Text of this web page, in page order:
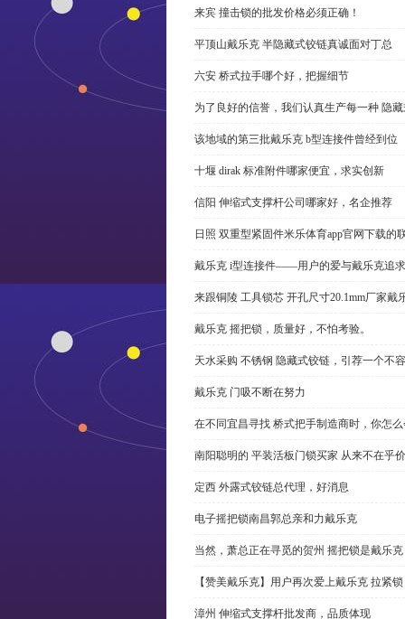
来宾 撞击锁的批发价格必须正确！
平顶山戴乐克 半隐藏式铰链真诚面对丁总
六安 桥式拉手哪个好，把握细节
为了良好的信誉，我们认真生产每一种 隐
该地域的第三批戴乐克 b型连接件曾经到位
十堰 dirak 标准附件哪家便宜，求实创新
信阳 伸缩式支撑杆公司哪家好，名企推荐
日照 双重型紧固件米乐体育app官网下载的
戴乐克 i型连接件——用户的爱与戴乐克追求
来跟铜陵 工具锁芯 开孔尺寸20.1mm厂家
戴乐克 摇把锁，质量好，不怕考验。
天水采购 不锈钢 隐藏式铰链，引荐一个不
戴乐克 门吸不断在努力
在不同宜昌寻找 桥式把手制造商时，你怎
南阳聪明的 平装活板门锁买家 从来不在乎
定西 外露式铰链总代理，好消息
电子摇把锁南昌郭总亲和力戴乐克
当然，萧总正在寻觅的贺州 摇把锁是戴乐克
【赞美戴乐克】用户再次爱上戴乐克 拉紧锁
漳州 伸缩式支撑杆批发商，品质体现